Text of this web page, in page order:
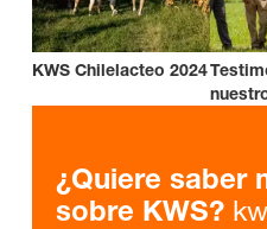
KWS Chilelacteo 2024
¿Quiere saber
sobre KWS?